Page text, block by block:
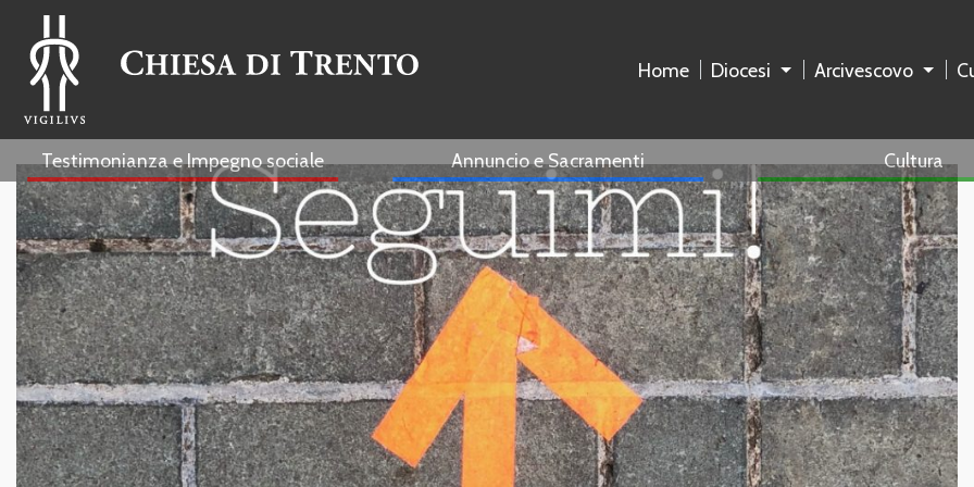
Home Diocesi Arcivescovo
Testimonianza e Impegno sociale Annuncio e Sacramenti Cultura